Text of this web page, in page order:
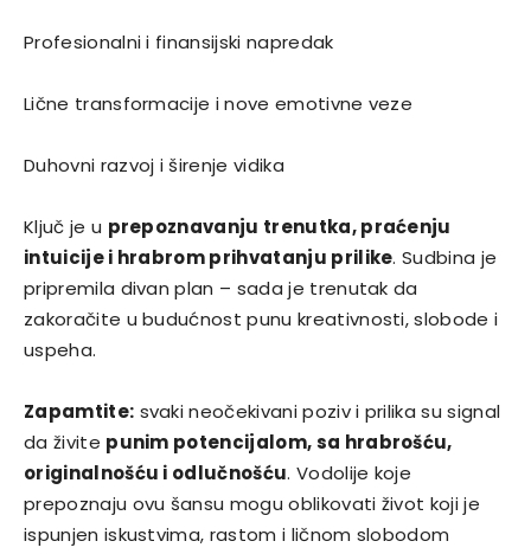
Profesionalni i finansijski napredak
Lične transformacije i nove emotivne veze
Duhovni razvoj i širenje vidika
Ključ je u prepoznavanju trenutka, praćenju
intuicije i hrabrom prihvatanju prilike. Sudbina je
pripremila divan plan – sada je trenutak da
zakoračite u budućnost punu kreativnosti, slobode i
uspeha.
Zapamtite: svaki neočekivani poziv i prilika su signal
da živite punim potencijalom, sa hrabrošću,
originalnošću i odlučnošću. Vodolije koje
prepoznaju ovu šansu mogu oblikovati život koji je
ispunjen iskustvima, rastom i ličnom slobodom